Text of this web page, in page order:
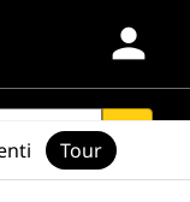
person
search
Tour